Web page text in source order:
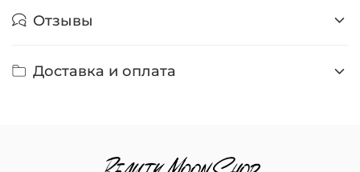
Отзывы
Доставка и оплата